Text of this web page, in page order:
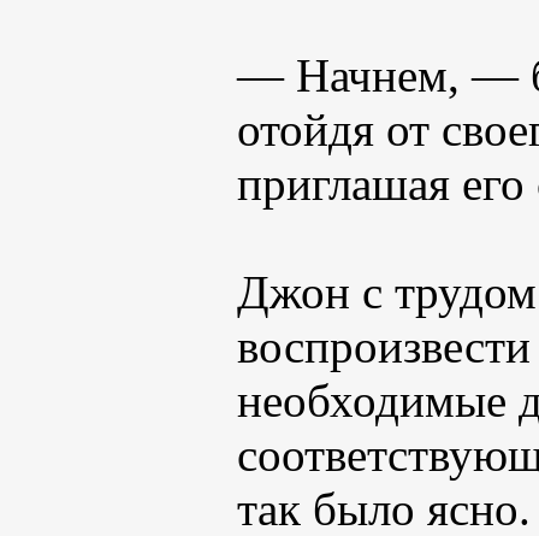
— Начнем, —
отойдя от
приглашая
Джон с трудом
необходимые
так было